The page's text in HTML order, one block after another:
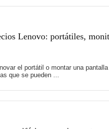
Lenovo: portátiles,
el portátil o montar una
que se pueden ...